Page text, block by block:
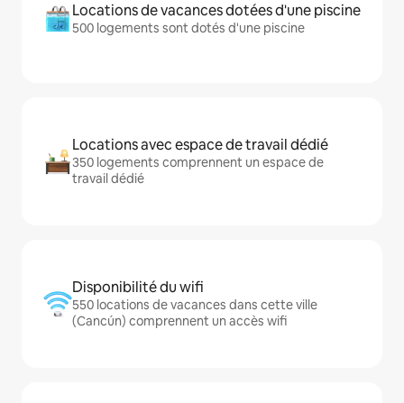
Locations de vacances dotées d'une piscine
500 logements sont dotés d'une piscine
Locations avec espace de travail dédié
350 logements comprennent un espace de
travail dédié
Disponibilité du wifi
550 locations de vacances dans cette ville
(Cancún) comprennent un accès wifi